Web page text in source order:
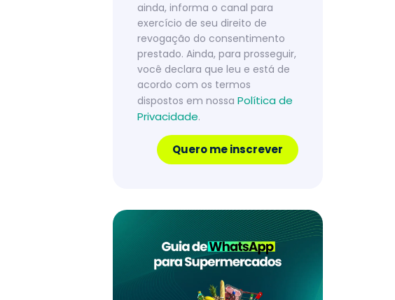
ainda, informa o canal para
exercício de seu direito de
revogação do consentimento
prestado. Ainda, para prosseguir,
você declara que leu e está de
acordo com os termos
dispostos em nossa Política de
Privacidade.
Quero me inscrever